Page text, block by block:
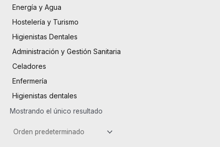
Energía y Agua
Hostelería y Turismo
Higienistas Dentales
Administración y Gestión Sanitaria
Celadores
Enfermería
Higienistas dentales
Mostrando el único resultado